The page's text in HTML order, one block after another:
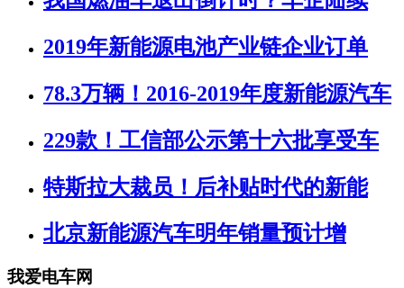
2019年新能源电池产业链企业订单
78.3万辆！2016-2019年度新能源汽车
229款！工信部公示第十六批享受车
特斯拉大裁员！后补贴时代的新能
北京新能源汽车明年销量预计增
我爱电车网